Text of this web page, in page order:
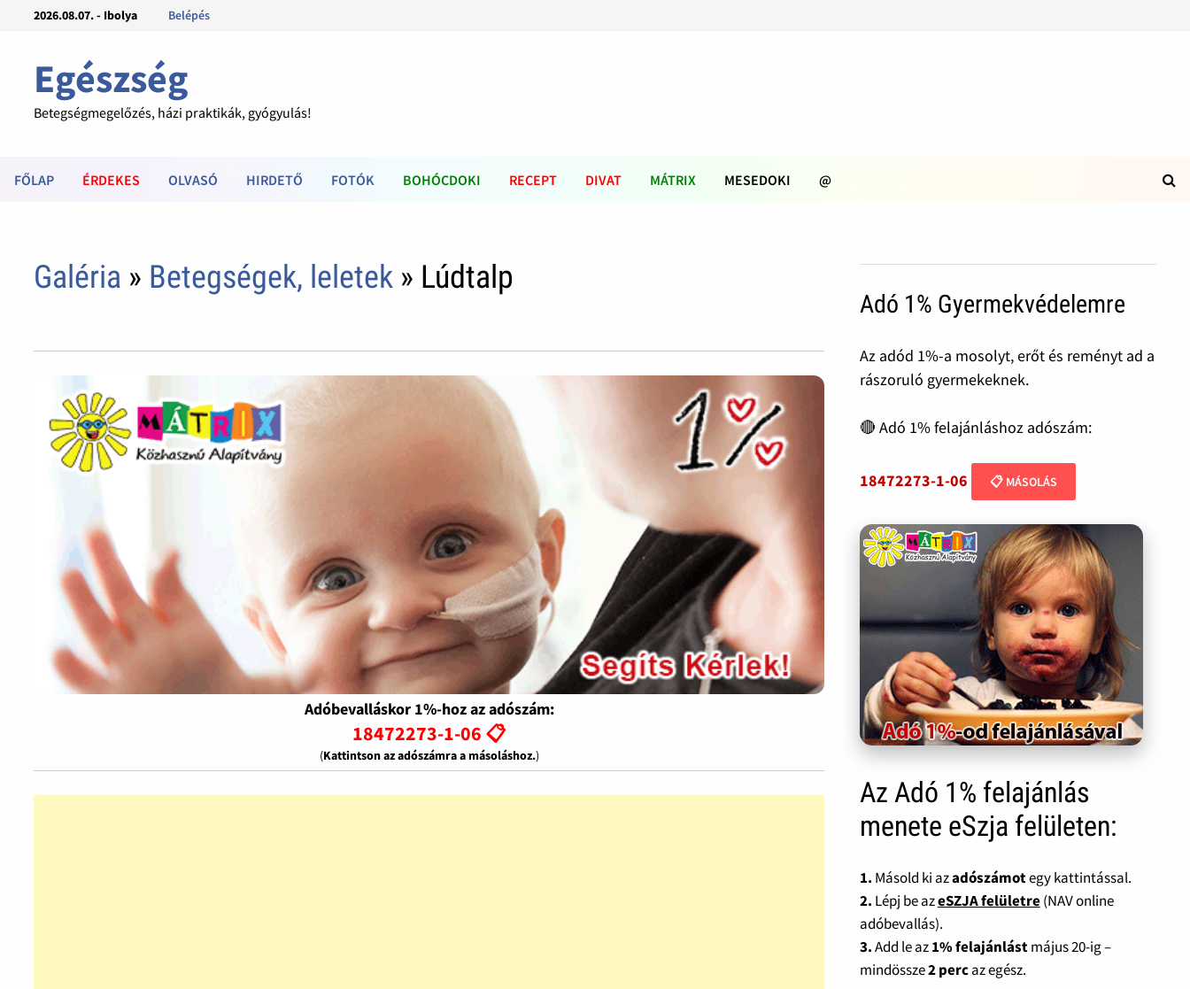
2026.08.07. - Ibolya Belépés
Egészség
Betegségmegelőzés, házi praktikák, gyógyulás!
FŐLAP ÉRDEKES OLVASÓ HIRDETŐ FOTÓK BOHÓCDOKI RECEPT DIVAT MÁTRIX MESEDOKI @
Galéria » Betegségek, leletek » Lúdtalp
Adóbevalláskor 1%-hoz az adószám:
18472273-1-06 📋
(Kattintson az adószámra a másoláshoz.)
Adó 1% Gyermekvédelemre
Az adód 1%-a mosolyt, erőt és reményt ad a
rászoruló gyermekeknek.
🔴 Adó 1% felajánláshoz adószám:
18472273-1-06 📋 MÁSOLÁS
Az Adó 1% felajánlás
menete eSzja felületen:
1. Másold ki azadószámotegy kattintással.
2. Lépj be azeSZJA felületre(NAV online
adóbevallás).
3.Add le az1% felajánlástmájus 20-ig –
mindössze2 percaz egész.